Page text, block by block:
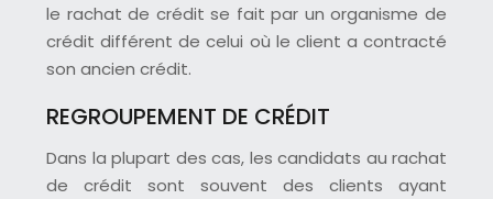
le rachat de crédit se fait par un organisme de
crédit différent de celui où le client a contracté
son ancien crédit.
REGROUPEMENT DE CRÉDIT
Dans la plupart des cas, les candidats au rachat
de crédit sont souvent des clients ayant